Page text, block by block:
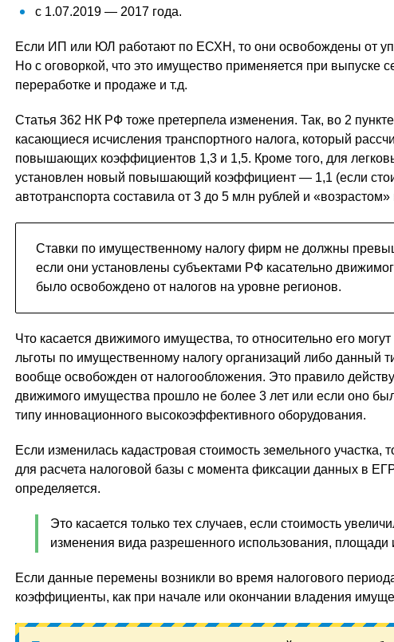
с 1.07.2019 — 2017 года.
Если ИП или ЮЛ работают по ЕСХН, то они освобождены от
Но с оговоркой, что это имущество применяется при выпуске
переработке и продаже и т.д.
Статья 362 НК РФ тоже претерпела изменения. Так, во 2
касающиеся исчисления транспортного налога, который
повышающих коэффициентов 1,3 и 1,5. Кроме того, для
установлен новый повышающий коэффициент — 1,1 (если
автотранспорта составила от 3 до 5 млн рублей и «возрастом»
Ставки по имущественному налогу фирм не должны
если они установлены субъектами РФ касательно
было освобождено от налогов на уровне регионов.
Что касается движимого имущества, то относительно его
льготы по имущественному налогу организаций либо данный
вообще освобожден от налогообложения. Это правило
движимого имущества прошло не более 3 лет или если оно
типу инновационного высокоэффективного оборудования.
Если изменилась кадастровая стоимость земельного участка,
для расчета налоговой базы с момента фиксации данных в
определяется.
Это касается только тех случаев, если стоимость
изменения вида разрешенного использования, площади
Если данные перемены возникли во время налогового
коэффициенты, как при начале или окончании владения